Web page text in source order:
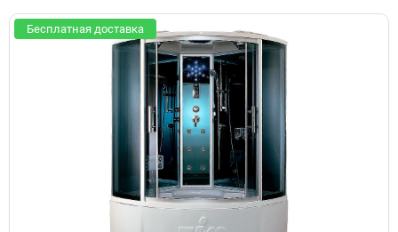
Бесплатная доставка